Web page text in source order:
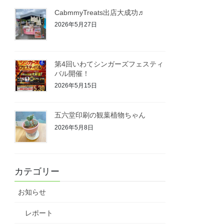
CabmmyTreats出店大成功♬
2026年5月27日
第4回いわてシンガーズフェスティ
バル開催！
2026年5月15日
五六堂印刷の観葉植物ちゃん
2026年5月8日
カテゴリー
お知らせ
レポート